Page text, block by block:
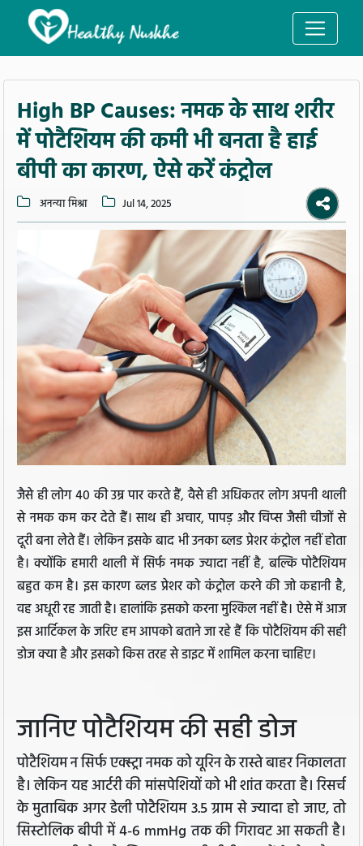
High BP Causes: नमक के साथ शरीर
में पोटैशियम की कमी भी बनता है हाई
बीपी का कारण, ऐसे करें कंट्रोल
अनन्या मिश्रा Jul 14, 2025
जैसे ही लोग 40 की उम्र पार करते हैं, वैसे ही अधिकतर लोग अपनी थाली
से नमक कम कर देते हैं। साथ ही अचार, पापड़ और चिप्स जैसी चीजों से
दूरी बना लेते हैं। लेकिन इसके बाद भी उनका ब्लड प्रेशर कंट्रोल नहीं होता
है। क्योंकि हमारी थाली में सिर्फ नमक ज्यादा नहीं है, बल्कि पोटैशियम
बहुत कम है। इस कारण ब्लड प्रेशर को कंट्रोल करने की जो कहानी है,
वह अधूरी रह जाती है। हालांकि इसको करना मुश्किल नहीं है। ऐसे में आज
इस आर्टिकल के जरिए हम आपको बताने जा रहे हैं कि पोटैशियम की सही
डोज क्या है और इसको किस तरह से डाइट में शामिल करना चाहिए।
जानिए पोटैशियम की सही डोज
पोटैशियम न सिर्फ एक्स्ट्रा नमक को यूरिन के रास्ते बाहर निकालता
है। लेकिन यह आर्टरी की मांसपेशियों को भी शांत करता है। रिसर्च
के मुताबिक अगर डेली पोटैशियम 3.5 ग्राम से ज्यादा हो जाए, तो
सिस्टोलिक बीपी में 4-6 mmHg तक की गिरावट आ सकती है।